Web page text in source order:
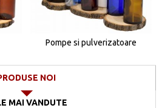
Pompe si pulverizatoare
NOI
MAI VANDUTE